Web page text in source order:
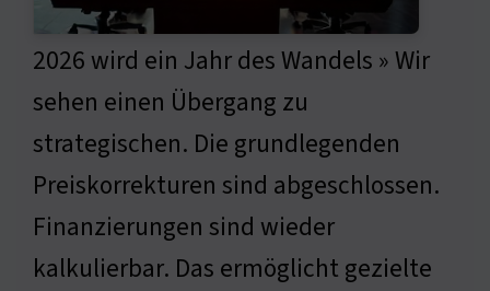
2026 wird ein Jahr des Wandels » Wir
sehen einen Übergang zu
strategischen. Die grundlegenden
Preiskorrekturen sind abgeschlossen.
Finanzierungen sind wieder
kalkulierbar. Das ermöglicht gezielte